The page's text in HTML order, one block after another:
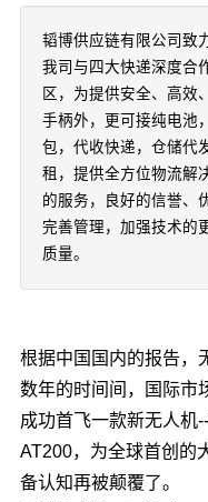
韬博供应链有限公司致
我司与四大快递深度合
区，为提供安全、高效
手柄外，更可接纯电池
包，代收快递，仓储代
租，提供全方位物流解
的服务，良好的信誉、
完善管理，加强技术的
质量。
根据中国国内的报告，
数年的时间间，国际市
成功首飞一款新无人机
AT200，为全球首创的
备认知再被颠覆了。